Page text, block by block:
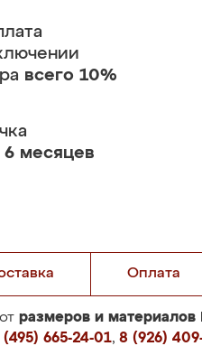
всего 10%
6 месяцев
Оплата
размеров и материалов
(495) 665-24-01, 8 (926)